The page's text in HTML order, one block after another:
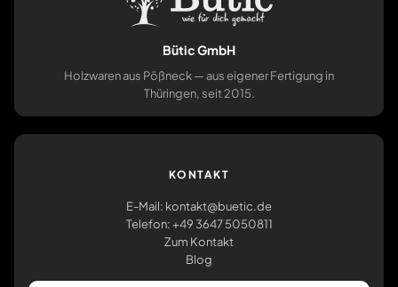
Bütic GmbH
Holzwaren aus Pößneck — aus eigener Fertigung in
Thüringen, seit 2015.
KONTAKT
E-Mail: kontakt@buetic.de
Telefon: +49 3647 5050811
Zum Kontakt
Blog